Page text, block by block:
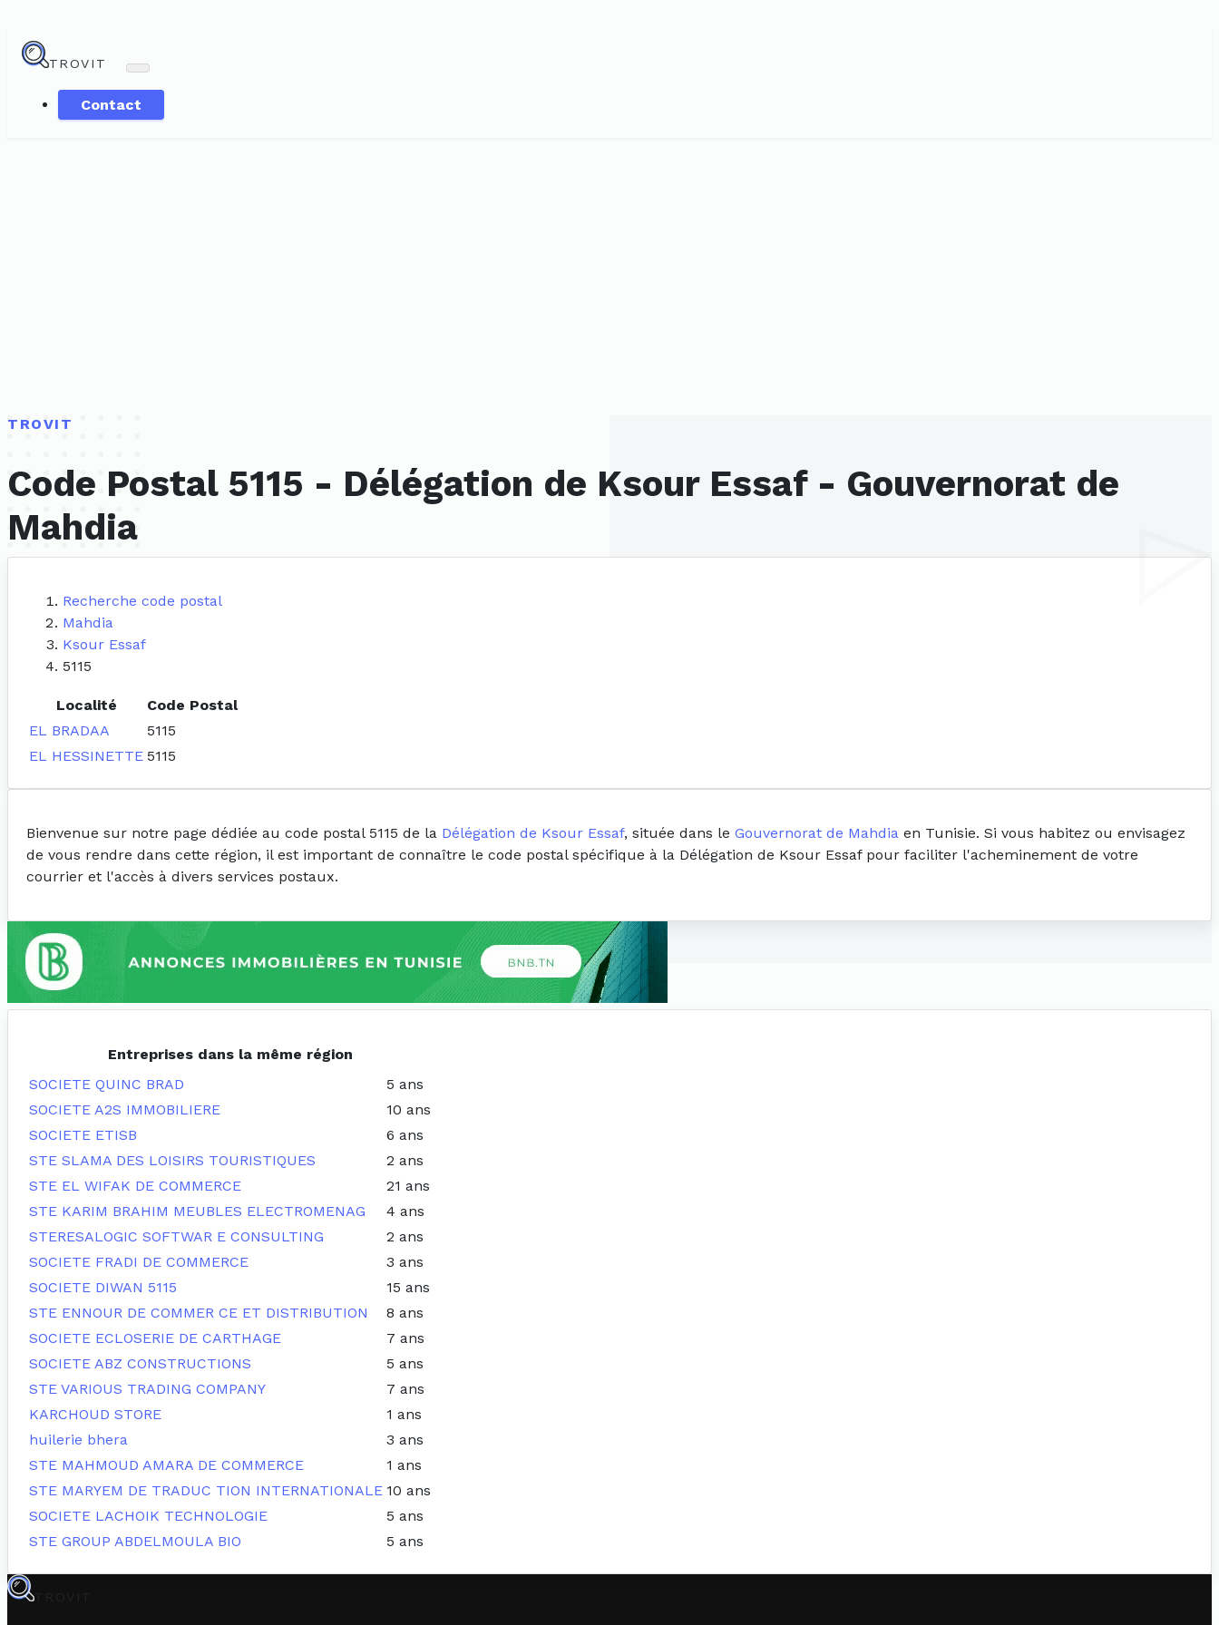
TROVIT
Contact
TROVIT
Code Postal 5115 - Délégation de Ksour Essaf - Gouvernorat de
Mahdia
Recherche code postal
Mahdia
Ksour Essaf
5115
Localité
Code Postal
EL BRADAA
5115
EL HESSINETTE 5115
Bienvenue sur notre page dédiée au code postal 5115 de la Délégation de Ksour Essaf, située dans le Gouvernorat de Mahdia en Tunisie. Si vous habitez ou envisagez
de vous rendre dans cette région, il est important de connaître le code postal spécifique à la Délégation de Ksour Essaf pour faciliter l'acheminement de votre
courrier et l'accès à divers services postaux.
Entreprises dans la même région
SOCIETE QUINC BRAD
5 ans
SOCIETE A2S IMMOBILIERE
10 ans
SOCIETE ETISB
6 ans
STE SLAMA DES LOISIRS TOURISTIQUES
2 ans
STE EL WIFAK DE COMMERCE
21 ans
STE KARIM BRAHIM MEUBLES ELECTROMENAG
4 ans
STERESALOGIC SOFTWAR E CONSULTING
2 ans
SOCIETE FRADI DE COMMERCE
3 ans
SOCIETE DIWAN 5115
15 ans
STE ENNOUR DE COMMER CE ET DISTRIBUTION
8 ans
SOCIETE ECLOSERIE DE CARTHAGE
7 ans
SOCIETE ABZ CONSTRUCTIONS
5 ans
STE VARIOUS TRADING COMPANY
7 ans
KARCHOUD STORE
1 ans
huilerie bhera
3 ans
STE MAHMOUD AMARA DE COMMERCE
1 ans
STE MARYEM DE TRADUC TION INTERNATIONALE 10 ans
SOCIETE LACHOIK TECHNOLOGIE
5 ans
STE GROUP ABDELMOULA BIO
5 ans
TROVIT